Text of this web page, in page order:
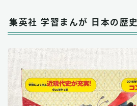
集英社 学習まんが 日本の歴史